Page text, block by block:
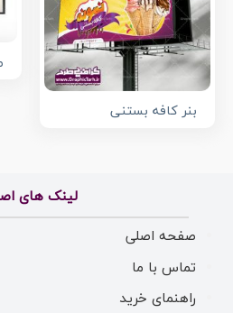
بنر کافه بستنی
لینک های
صفحه اصلی
تماس با ما
راهنمای خرید